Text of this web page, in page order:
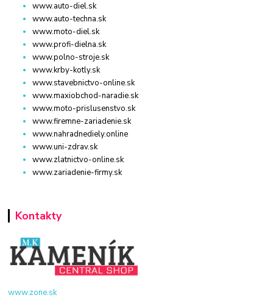
www.auto-diel.sk
www.auto-techna.sk
www.moto-diel.sk
www.profi-dielna.sk
www.polno-stroje.sk
www.krby-kotly.sk
www.stavebnictvo-online.sk
www.maxiobchod-naradie.sk
www.moto-prislusenstvo.sk
www.firemne-zariadenie.sk
www.nahradnediely.online
www.uni-zdrav.sk
www.zlatnictvo-online.sk
www.zariadenie-firmy.sk
Kontakty
www.zone.sk